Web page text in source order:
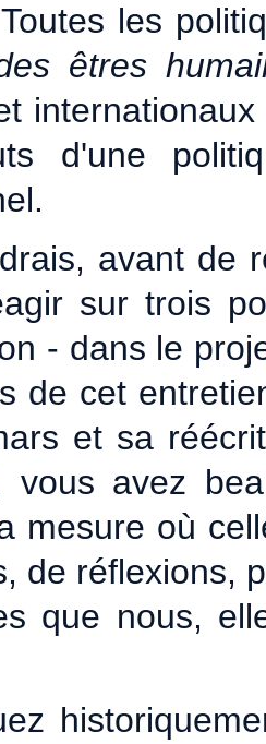
les
êtres
d'une
avant de
sur trois
- dans le
de cet
et sa
vous avez
mesure où
de réflexions,
que nous,